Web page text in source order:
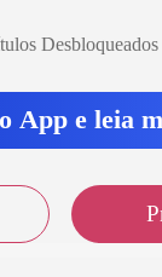
Desbloqueados
App e leia